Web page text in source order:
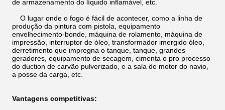
de armazenamento do líquido inflamável, etc.
O lugar onde o fogo é fácil de acontecer, como a linha de
produção da pintura com pistola, equipamento
envelhecimento-bonde, máquina de rolamento, máquina de
impressão, interruptor de óleo, transformador imergido óleo,
derretimento que impregna o tanque, tanque, grandes
geradores, equipamento de secagem, cimenta o pro processo
do duction de carvão pulverizado, e a sala de motor do navio,
a posse da carga, etc.
Vantagens competitivas: